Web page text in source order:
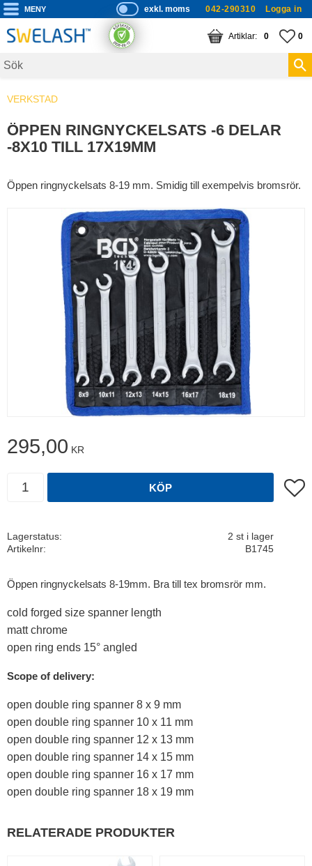
Meny
P
ri
s
s
exkl. moms 042-290310 Logga in
0
KUNDVAGN
ANTAL 0
VERKSTAD
ÖPPEN RINGNYCKELSATS -6 DELAR
-8X10 TILL 17X19MM
Öppen ringnyckelsats 8-19 mm. Smidig till exempelvis bromsrör.
295,00 KR
KÖP Lägg
Lagerstatus
2 st i lager
Artikelnr
B1745
Öppen ringnyckelsats 8-19mm. Bra till tex bromsrör mm.
cold forged size spanner length
matt chrome
open ring ends 15° angled
Scope of delivery:
open double ring spanner 8 x 9 mm
open double ring spanner 10 x 11 mm
open double ring spanner 12 x 13 mm
open double ring spanner 14 x 15 mm
open double ring spanner 16 x 17 mm
open double ring spanner 18 x 19 mm
RELATERADE PRODUKTER